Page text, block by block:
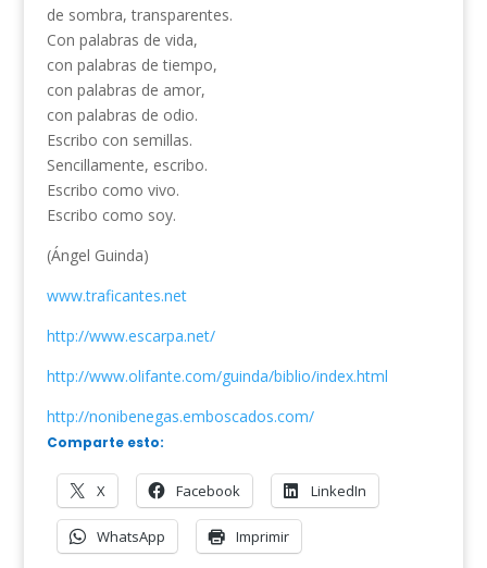
de sombra, transparentes.
Con palabras de vida,
con palabras de tiempo,
con palabras de amor,
con palabras de odio.
Escribo con semillas.
Sencillamente, escribo.
Escribo como vivo.
Escribo como soy.
(Ángel Guinda)
www.traficantes.net
http://www.escarpa.net/
http://www.olifante.com/guinda/biblio/index.html
http://nonibenegas.emboscados.com/
Comparte esto:
X Facebook LinkedIn
WhatsApp Imprimir